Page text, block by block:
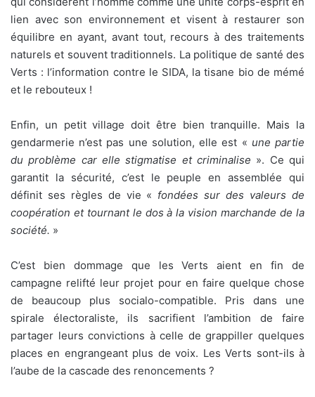
lien avec son environnement et visent à restaurer son
équilibre en ayant, avant tout, recours à des traitements
naturels et souvent traditionnels. La politique de santé des
Verts : l’information contre le SIDA, la tisane bio de mémé
et le rebouteux !
Enfin, un petit village doit être bien tranquille. Mais la
gendarmerie n’est pas une solution, elle est « une partie
du problème car elle stigmatise et criminalise ». Ce qui
garantit la sécurité, c’est le peuple en assemblée qui
définit ses règles de vie « fondées sur des valeurs de
coopération et tournant le dos à la vision marchande de la
société. »
C’est bien dommage que les Verts aient en fin de
campagne relifté leur projet pour en faire quelque chose
de beaucoup plus socialo-compatible. Pris dans une
spirale électoraliste, ils sacrifient l’ambition de faire
partager leurs convictions à celle de grappiller quelques
places en engrangeant plus de voix. Les Verts sont-ils à
l’aube de la cascade des renoncements ?